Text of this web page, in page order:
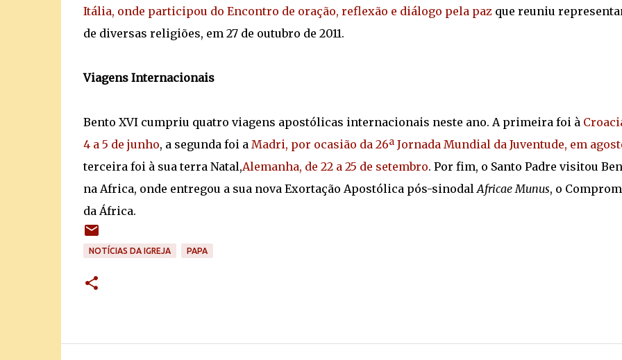
Itália, onde participou do Encontro de oração, reflexão e diálogo pela paz que reuniu
de diversas religiões, em 27 de outubro de 2011.
Viagens Internacionais
Bento XVI cumpriu quatro viagens apostólicas internacionais neste ano. A primeira foi à
4 a 5 de junho, a segunda foi a Madri, por ocasião da 26ª Jornada Mundial da Juventude, em
terceira foi à sua terra Natal,Alemanha, de 22 a 25 de setembro. Por fim, o Santo Padre visitou
na Africa, onde entregou a sua nova Exortação Apostólica pós-sinodalAfricae Munus, o
da África.
NOTÍCIAS DA IGREJA PAPA